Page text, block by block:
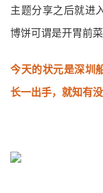
主题分享之后就进
博饼可谓是开胃前菜
今天的状元是深圳
长一出手，就知有